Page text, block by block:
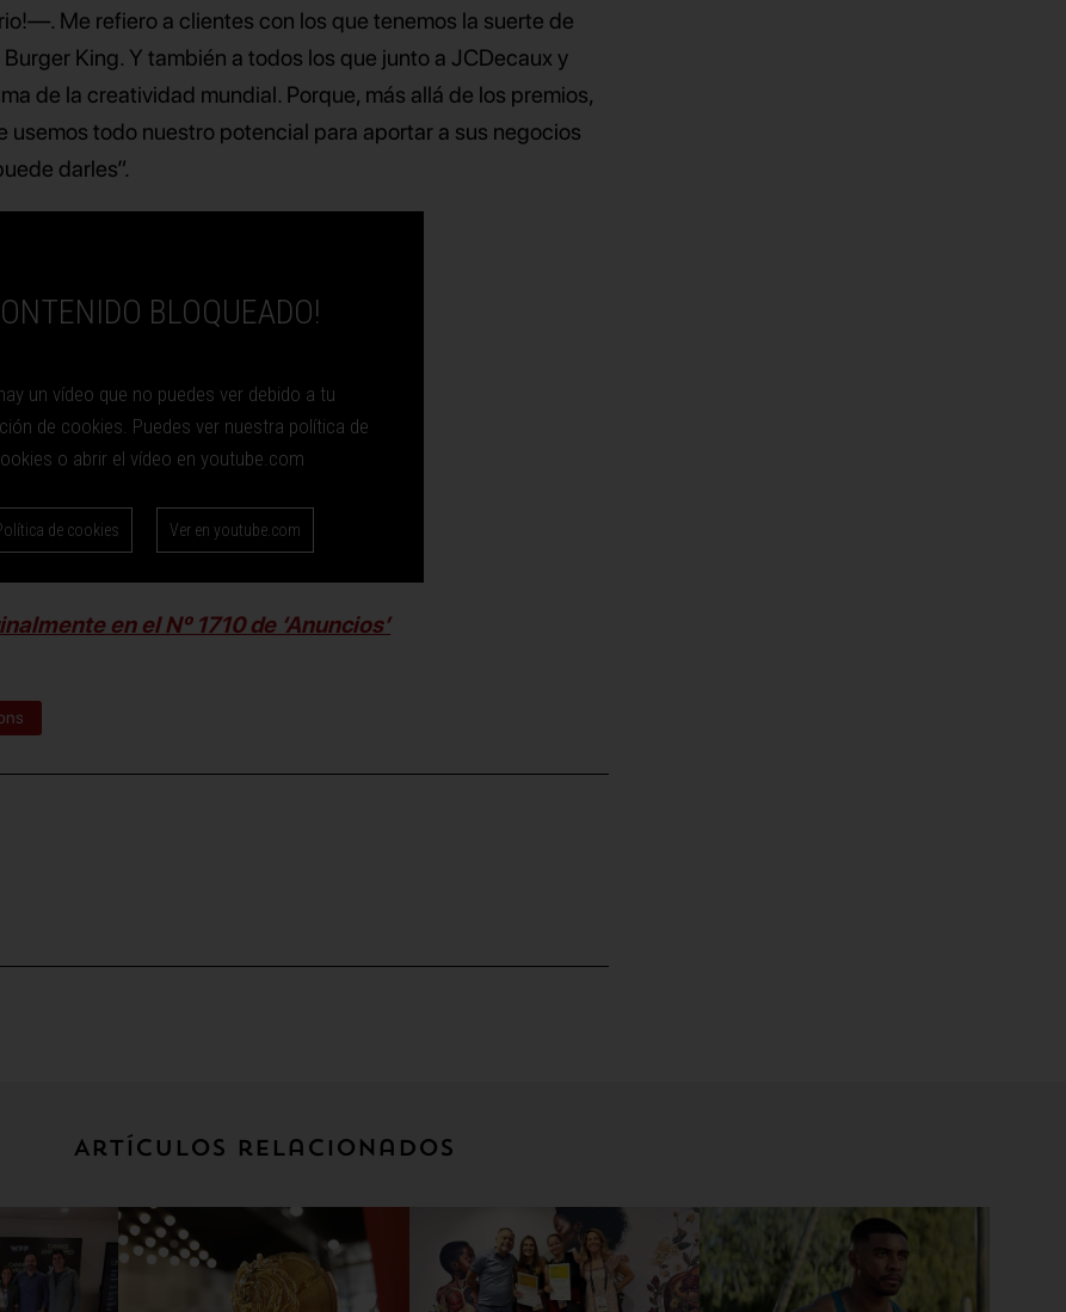
Me refiero a clientes con los que tenemos la suerte de
King. Y también a todos los que junto a JCDecaux y
de la creatividad mundial. Porque, más allá de los premios,
usemos todo nuestro potencial para aportar a sus negocios
darles”.
BLOQUEADO!
un vídeo que no puedes ver debido a tu
de cookies. Puedes ver nuestra política de
o abrir el vídeo en youtube.com
de cookies Ver en youtube.com
en el Nº 1710 de ‘Anuncios’
Artículos relacionados